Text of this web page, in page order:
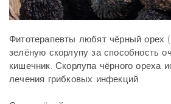
Фитотерапевты любят чёрный орех
зелёную скорлупу за способность
кишечник. Скорлупа чёрного ореха
лечения грибковых инфекций.